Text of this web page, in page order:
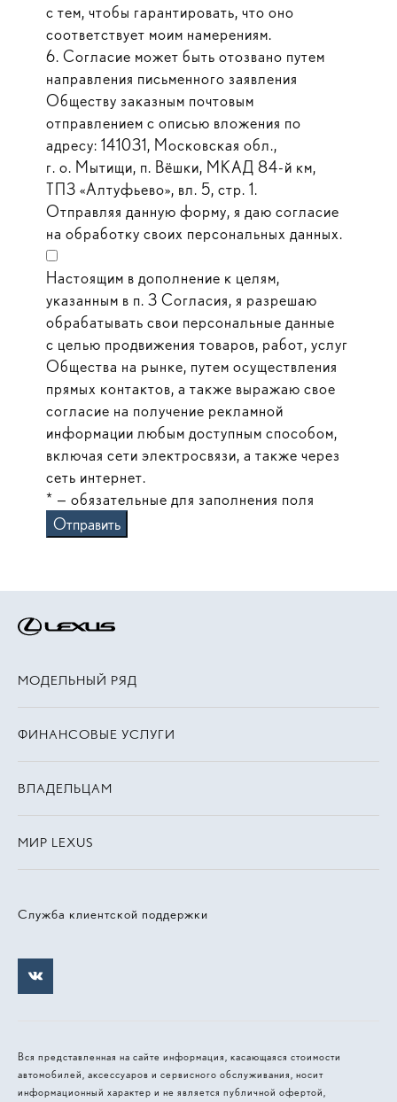
с тем, чтобы гарантировать, что оно
соответствует моим намерениям.
6. Согласие может быть отозвано путем
направления письменного заявления
Обществу заказным почтовым
отправлением с описью вложения по
адресу: 141031, Московская обл.,
г. о. Мытищи, п. Вёшки, МКАД 84-й км,
ТПЗ «Алтуфьево», вл. 5, стр. 1.
Отправляя данную форму, я даю согласие
на обработку своих персональных данных.
Настоящим в дополнение к целям,
указанным в п. 3 Согласия, я разрешаю
обрабатывать свои персональные данные
с целью продвижения товаров, работ, услуг
Общества на рынке, путем осуществления
прямых контактов, а также выражаю свое
согласие на получение рекламной
информации любым доступным способом,
включая сети электросвязи, а также через
сеть интернет.
* — обязательные для заполнения поля
Отправить
Служба клиентской поддержки
МОДЕЛЬНЫЙ РЯД
ФИНАНСОВЫЕ УСЛУГИ
ВЛАДЕЛЬЦАМ
МИР LEXUS
Вся представленная на сайте информация, касающаяся стоимости
автомобилей, аксессуаров и сервисного обслуживания, носит
информационный характер и не является публичной офертой,